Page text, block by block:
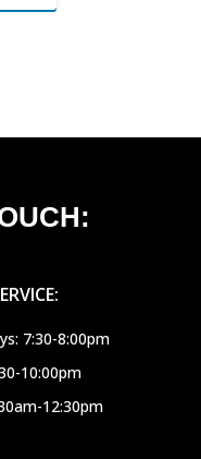
7:30-8:00pm
10:00pm
12:30pm